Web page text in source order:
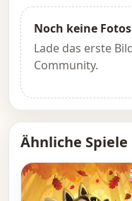
Noch keine
Lade das erste
Community.
Ähnliche Spiele